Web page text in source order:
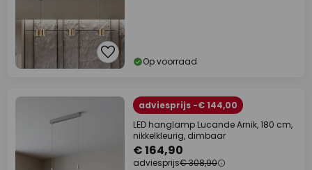
Op voorraad
adviesprijs -€ 144,00
LED hanglamp Lucande Arnik, 180 cm,
nikkelkleurig, dimbaar
€ 164,90
adviesprijs€ 308,90